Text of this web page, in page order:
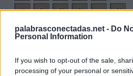
palabrasconectadas.net - Do
Personal Information
If you wish to opt-out of the sale,
processing of your personal or
L
O G R A
R
Palabras extra:
R
O
L